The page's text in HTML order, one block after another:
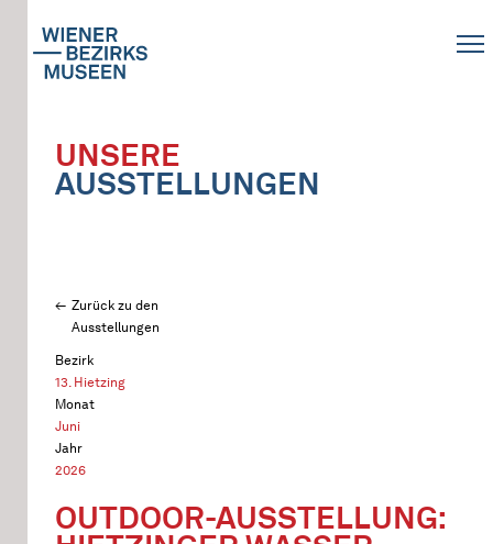
UNSERE
AUSSTELLUNGEN
Zurück zu den
Ausstellungen
Bezirk
13. Hietzing
Monat
Juni
Jahr
2026
OUTDOOR-AUSSTELLUNG: